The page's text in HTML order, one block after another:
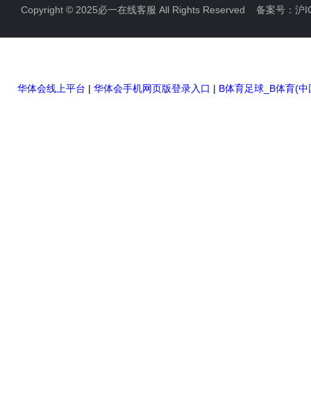
Copyright © 2025必一在线客服 All Rights Reserved 备案号： 沪
华体会线上平台 | 华体会手机网页版登录入口 | B体育足球_B体育(中